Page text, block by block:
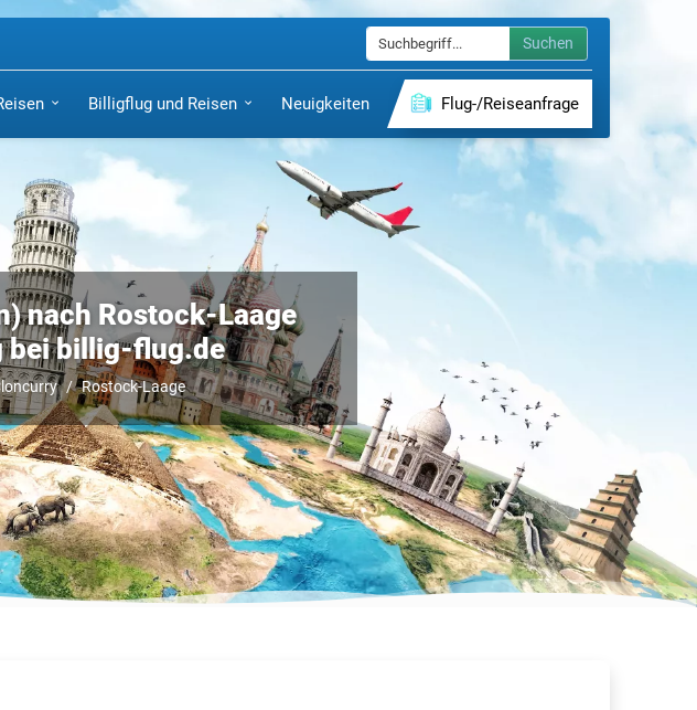
Suchen
Billigflug und Reisen Neuigkeiten Flug-/Reiseanfrage
nach Rostock-Laage
bei billig-flug.de
Rostock-Laage